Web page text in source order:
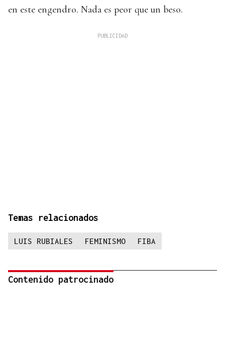
en este engendro. Nada es peor que un beso.
Temas relacionados
LUIS RUBIALES FEMINISMO FIBA
Contenido patrocinado